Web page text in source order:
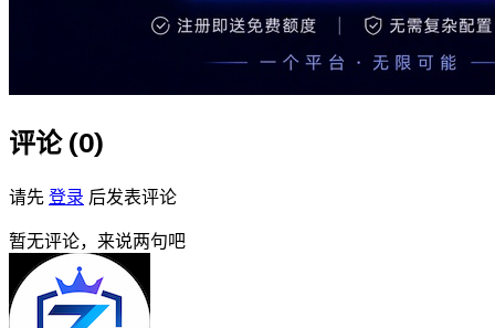
评论 (0)
请先 登录 后发表评论
暂无评论，来说两句吧